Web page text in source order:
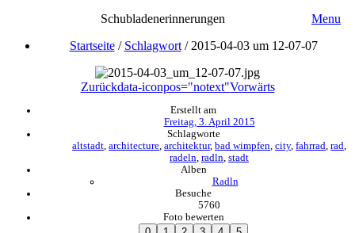
Schubladenerinnerungen
Menu
Startseite/ Schlagwort / 2015-04-03 um 12-07-07
Zurückdata-iconpos="notext"Vorwärts
Erstellt am
Freitag, 3. April 2015
Schlagworte
altstadt, architecture, architektur, bad wimpfen, city, fahrrad, rad,
radeln, radln, stadt
Alben
Radln
Besuche
5760
Foto bewerten